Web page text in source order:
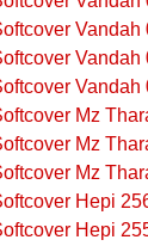
Vandah
Vandah
Vandah
Mz
Mz
Mz
Hepi
Hepi